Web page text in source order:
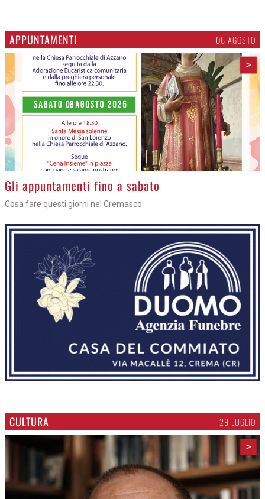
APPUNTAMENTI 06 AGOSTO
>
Gli appuntamenti fino a sabato
Cosa fare questi giorni nel Cremasco
CULTURA 29 LUGLIO
>